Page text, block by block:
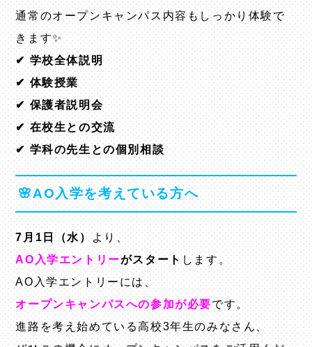
通常のオープンキャンパス内容もしっかり体験で
きます✨
✔ 学校全体説明
✔ 体験授業
✔ 保護者説明会
✔ 在校生との交流
✔ 学科の先生との個別相談
🌸AO入学を考えている方へ
7月1日（水）
より、
AO入学エントリーがスタート します。
AO入学エントリーには、
オープンキャンパスへの参加が必要です。
進路を考え始めている高校3年生のみなさん、